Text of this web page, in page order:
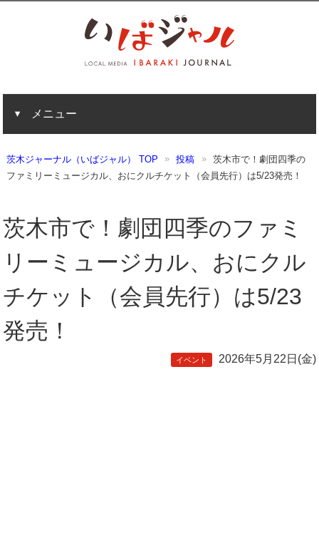
メニュー
茨木ジャーナル（いばジャル） TOP 投稿
茨木市で！劇団四季の
ファミリーミュージカル、おにクルチケット（会員先行）は5/23発売！
茨木市で！劇団四季のファミ
リーミュージカル、おにクル
チケット（会員先行）は5/23
発売！
イベント 2026年5月22日(金)